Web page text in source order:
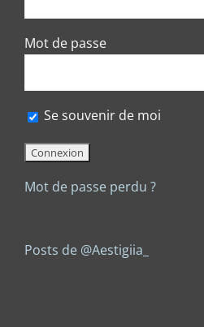
Mot de passe
Se souvenir de moi
Mot de passe perdu ?
Posts de @Aestigiia_